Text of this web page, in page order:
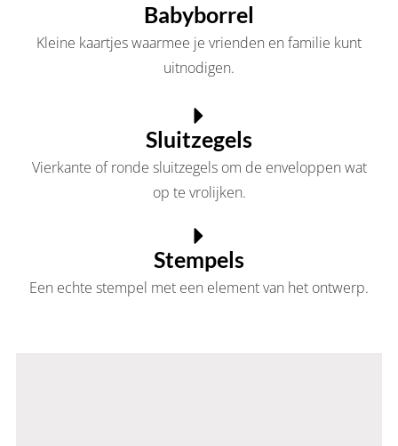
Babyborrel
Kleine kaartjes waarmee je vrienden en familie kunt
uitnodigen.
Sluitzegels
Vierkante of ronde sluitzegels om de enveloppen wat
op te vrolijken.
Stempels
Een echte stempel met een element van het ontwerp.